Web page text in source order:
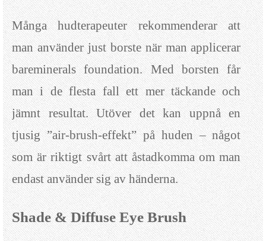
Många hudterapeuter rekommenderar att
man använder just borste när man applicerar
bareminerals foundation. Med borsten får
man i de flesta fall ett mer täckande och
jämnt resultat. Utöver det kan uppnå en
tjusig ”air-brush-effekt” på huden – något
som är riktigt svårt att åstadkomma om man
endast använder sig av händerna.
Shade & Diffuse Eye Brush